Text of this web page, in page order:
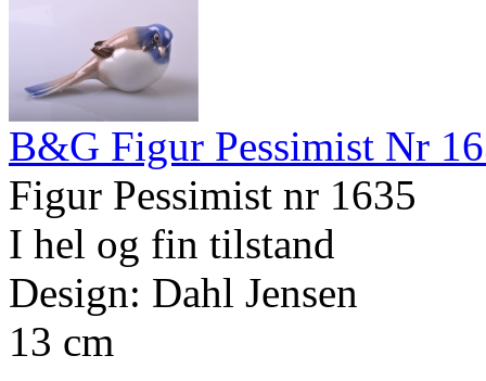
B&G Figur Pessimist Nr
Figur Pessimist nr 1635
I hel og fin tilstand
Design: Dahl Jensen
13 cm